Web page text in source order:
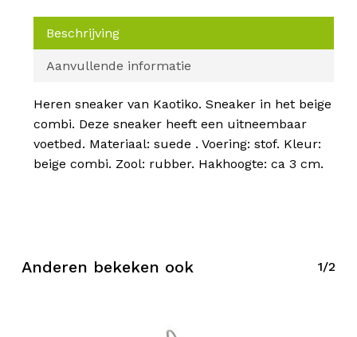
Beschrijving
Aanvullende informatie
Heren sneaker van Kaotiko. Sneaker in het beige
combi. Deze sneaker heeft een uitneembaar
voetbed. Materiaal: suede . Voering: stof. Kleur:
beige combi. Zool: rubber. Hakhoogte: ca 3 cm.
Anderen bekeken ook 1/2